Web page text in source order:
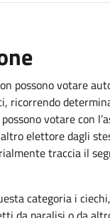
possono votare
ricorrendo
votare con
elettore dagli
traccia il
categoria i